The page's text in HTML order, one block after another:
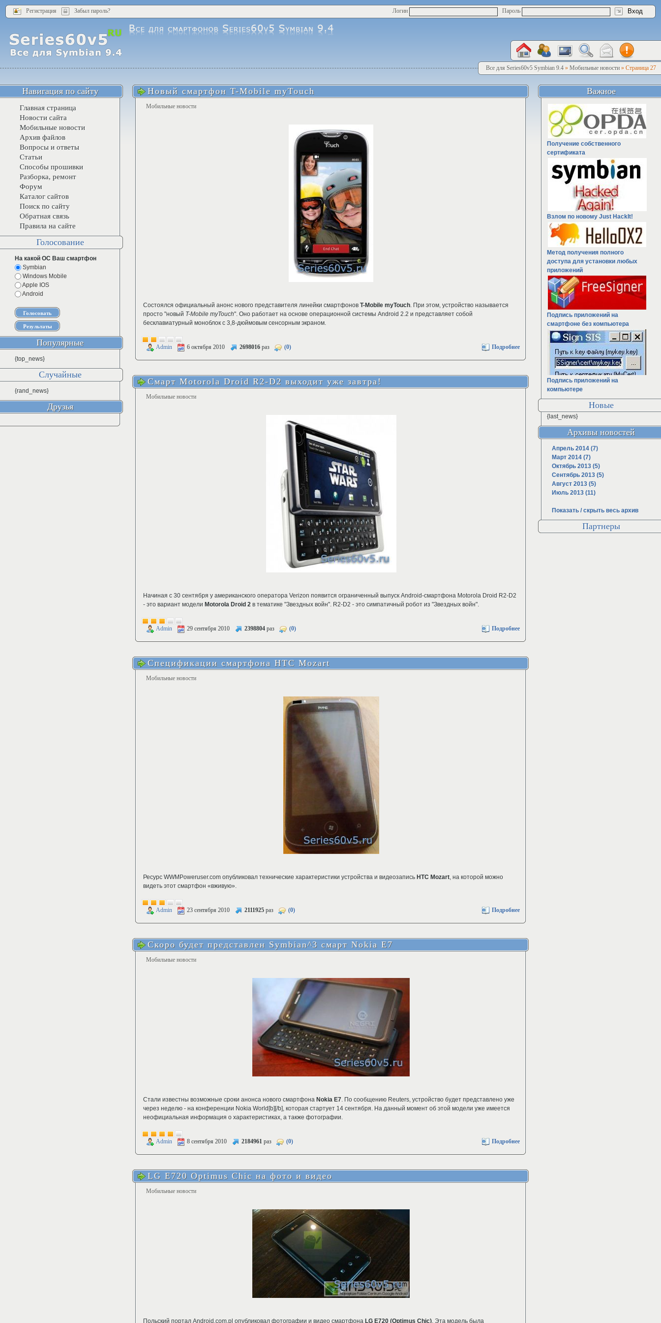
Регистрация Забыл пароль? Логин Пароль
Все для Series60v5 Symbian 9.4 » Мобильные новости » Страница 27
Новый смартфон T-Mobile myTouch
Мобильные новости
Состоялся официальный анонс нового представителя линейки смартфонов T-Mobile myTouch. При этом, устройство называется
просто "новый T-Mobile myTouch". Оно работает на основе операционной системы Android 2.2 и представляет собой
бесклавиатурный моноблок с 3,8-дюймовым сенсорным экраном.
Admin 6 октября 2010 2698016 раз (0) Подробнее
Смарт Motorola Droid R2-D2 выходит уже завтра!
Мобильные новости
Начиная с 30 сентября у американского оператора Verizon появится ограниченный выпуск Android-смартфона Motorola Droid R2-D2
- это вариант модели Motorola Droid 2 в тематике "Звездных войн". R2-D2 - это симпатичный робот из "Звездных войн".
Admin 29 сентября 2010 2398804 раз (0) Подробнее
Спецификации смартфона HTC Mozart
Мобильные новости
Ресурс WWMPoweruser.com опубликовал технические характеристики устройства и видеозапись HTC Mozart, на которой можно
видеть этот смартфон «вживую».
Admin 23 сентября 2010 2111925 раз (0) Подробнее
Скоро будет представлен Symbian^3 смарт Nokia E7
Мобильные новости
Стали известны возможные сроки анонса нового смартфона Nokia E7. По сообщению Reuters, устройство будет представлено уже
через неделю - на конференции Nokia World[b][/b], которая стартует 14 сентября. На данный момент об этой модели уже имеется
неофициальная информация о характеристиках, а также фотографии.
Admin 8 сентября 2010 2184961 раз (0) Подробнее
LG E720 Optimus Chic на фото и видео
Мобильные новости
Польский портал Android.com.pl опубликовал фотографии и видео смартфона LG E720 (Optimus Chic). Эта модель была
Навигация по сайту
Главная страница
Новости сайта
Мобильные новости
Архив файлов
Вопросы и ответы
Статьи
Способы прошивки
Разборка, ремонт
Форум
Каталог сайтов
Поиск по сайту
Обратная связь
Правила на сайте
Голосование
На какой ОС Ваш смартфон
Symbian
Windows Mobile
Apple IOS
Android
Популярные
{top_news}
Случайные
{rand_news}
Друзья
Важное
Получение собственного
сертификата
Взлом по новому Just HackIt!
Метод получения полного
доступа для установки любых
приложений
Подпись приложений на
смартфоне без компьютера
Подпись приложений на
компьютере
Новые
{last_news}
Архивы новостей
Апрель 2014 (7)
Март 2014 (7)
Октябрь 2013 (5)
Сентябрь 2013 (5)
Август 2013 (5)
Июль 2013 (11)
Показать / скрыть весь архив
Партнеры